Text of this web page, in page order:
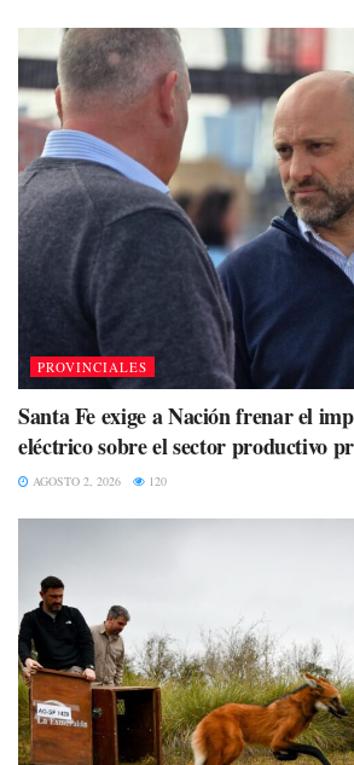
PROVINCIALES
Santa Fe exige a Nación frenar el
eléctrico sobre el sector productivo
AGOSTO 2, 2026 120